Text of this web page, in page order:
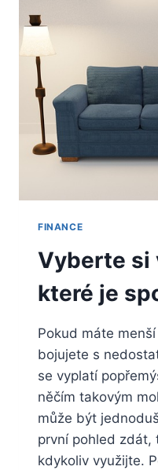
FINANCE
Vyberte si
které je
Pokud máte
bojujete s
se vyplatí
něčím takovým
může být
první pohled zdát,
kdykoliv využijte.